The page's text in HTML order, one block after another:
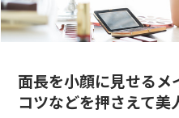
面長を小顔に見せる
コツなどを押さえて美